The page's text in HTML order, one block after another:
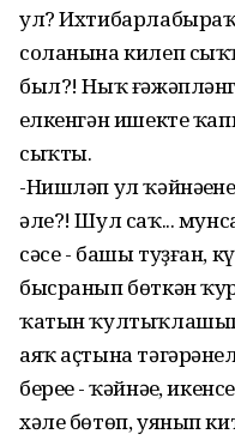
ул? Ихтибарлабыраҡ
соланына килеп
был?! Ныҡ
һелкенгән ишекте
сыҡты.
-Нишләп ул
әле?! Шул саҡ...
сәсе - башы туҙған,
бысранып бөткән
ҡатын
аяҡ аҫтына
береһе - ҡәйнәһе,
хәле бөтөп, уянып